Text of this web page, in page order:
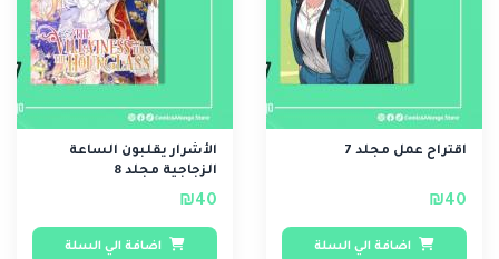
اقتراح عمل مجلد 7
₪40
اضافة الي السلة
الأشرار يقلبون الساعة
الزجاجية مجلد 8
₪40
اضافة الي السلة